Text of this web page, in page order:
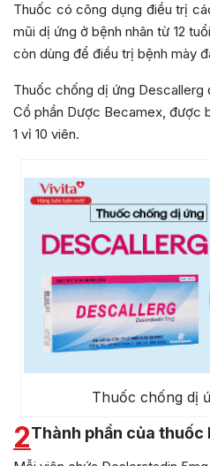
Thuốc có công dụng điều trị
mũi dị ứng ở bệnh nhân từ 12
còn dùng để điều trị bệnh mày
Thuốc chống dị ứng Descallerg
Cổ phần Dược Becamex, được
1 vỉ 10 viên.
Thuốc chống dị
2Thành phần của thuốc